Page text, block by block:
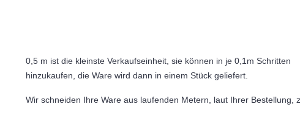
0,5 m ist die kleinste Verkaufseinheit, sie können in je 0,1m Schritten
hinzukaufen, die Ware wird dann in einem Stück geliefert.
Wir schneiden Ihre Ware aus laufenden Metern, laut Ihrer Bestellung,